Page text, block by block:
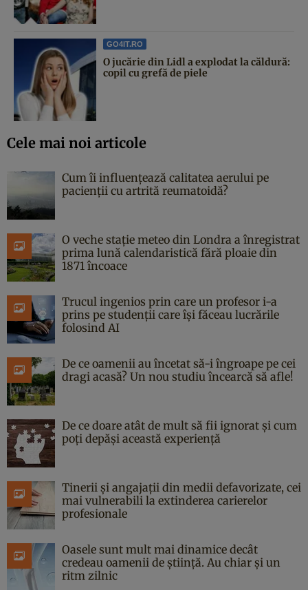
GO4IT.RO
O jucărie din Lidl a explodat la căldură:
copil cu grefă de piele
Cele mai noi articole
Cum îi influențează calitatea aerului pe
pacienții cu artrită reumatoidă?
O veche stație meteo din Londra a înregistrat
prima lună calendaristică fără ploaie din
1871 încoace
Trucul ingenios prin care un profesor i-a
prins pe studenții care își făceau lucrările
folosind AI
De ce oamenii au încetat să-i îngroape pe cei
dragi acasă? Un nou studiu încearcă să afle!
De ce doare atât de mult să fii ignorat și cum
poți depăși această experiență
Tinerii și angajații din medii defavorizate, cei
mai vulnerabili la extinderea carierelor
profesionale
Oasele sunt mult mai dinamice decât
credeau oamenii de știință. Au chiar și un
ritm zilnic